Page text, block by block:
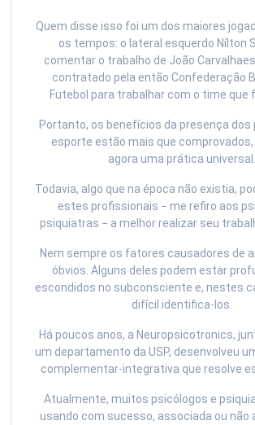
Quem disse isso foi um dos maiores
os tempos: o lateral esquerdo Nílton
comentar o trabalho de João
contratado pela então Confederação
Futebol para trabalhar com o time que
Portanto, os benefícios da presença dos
esporte estão mais que
agora uma prática universal.
Todavia, algo que na época não existia,
estes profissionais − me refiro aos
psiquiatras − a melhor realizar seu
Nem sempre os fatores causadores de
óbvios. Alguns deles podem estar
escondidos no subconsciente e, nestes
difícil identifica-los.
Há poucos anos, a Neuropsicotronics,
um departamento da USP, desenvolveu
complementar-integrativa que resolve
Atualmente, muitos psicólogos e
usando com sucesso, associada ou não